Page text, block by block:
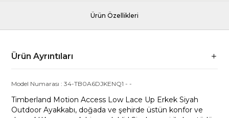
Ürün Özellikleri
Ürün Ayrıntıları
Model Numarası :34-TB0A6DJKENQ1 --
Timberland Motion Access Low Lace Up Erkek Siyah
Outdoor Ayakkabı, doğada ve şehirde üstün konfor ve